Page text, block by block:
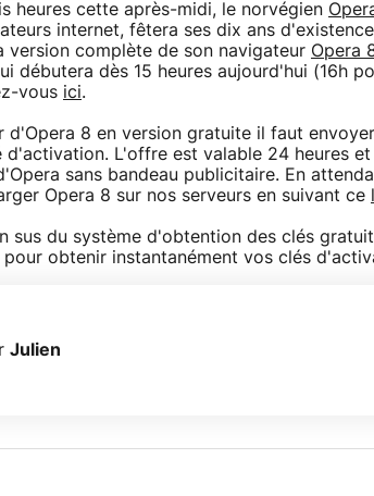
heures cette après-midi, le norvégien
internet, fêtera ses dix ans
version complète de son navigateur Opera
débutera dès 15 heures aujourd'hui (16h
vous ici.
d'Opera 8 en version gratuite il faut
d'activation. L'offre est valable 24 heures
sans bandeau publicitaire. En
Opera 8 sur nos serveurs en suivant ce
sus du système d'obtention des clés
pour obtenir instantanément vos clés
Julien